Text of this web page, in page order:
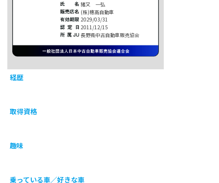
猪又 一弘
(株)穂高自動車
2029/03/31
2011/12/15
長野県中古自動車販売協会
経歴
取得資格
趣味
乗っている車／好きな車